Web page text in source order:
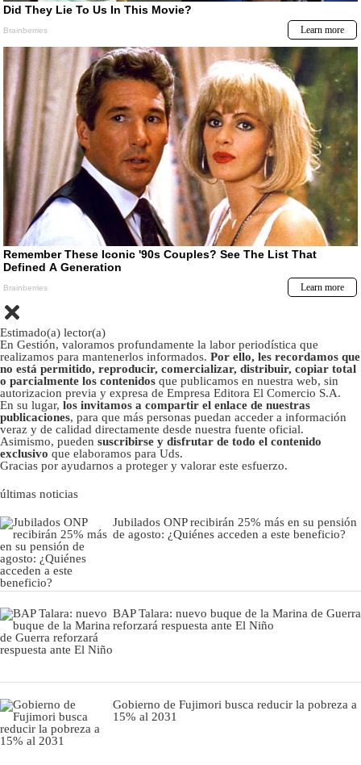
Estimado(a) lector(a)
En Gestión, valoramos profundamente la labor periodística que
realizamos para mantenerlos informados. Por ello, les recordamos que
no está permitido, reproducir, comercializar, distribuir, copiar total
o parcialmente los contenidos que publicamos en nuestra web, sin
autorizacion previa y expresa de Empresa Editora El Comercio S.A.
En su lugar, los invitamos a compartir el enlace de nuestras
publicaciones, para que más personas puedan acceder a información
veraz y de calidad directamente desde nuestra fuente oficial.
Asimismo, pueden suscribirse y disfrutar de todo el contenido
exclusivo que elaboramos para Uds.
Gracias por ayudarnos a proteger y valorar este esfuerzo.
últimas noticias
Jubilados ONP recibirán 25% más en su pensión
de agosto: ¿Quiénes acceden a este beneficio?
BAP Talara: nuevo buque de la Marina de Guerra
reforzará respuesta ante El Niño
Gobierno de Fujimori busca reducir la pobreza a
15% al 2031